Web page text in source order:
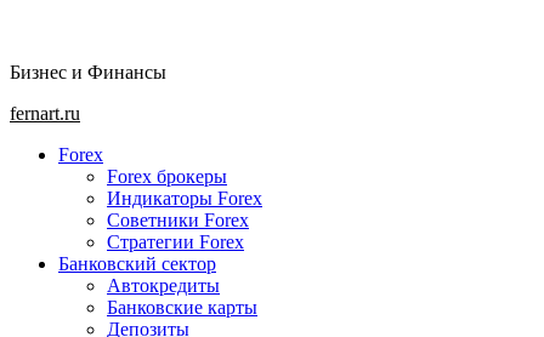
Бизнес и Финансы
Основное
fernart.ru
Forex
Forex брокеры
Индикаторы Forex
Советники Forex
Стратегии Forex
Банковский сектор
Автокредиты
Банковские карты
Депозиты